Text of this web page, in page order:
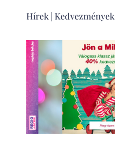
Hírek| Kedvezmények